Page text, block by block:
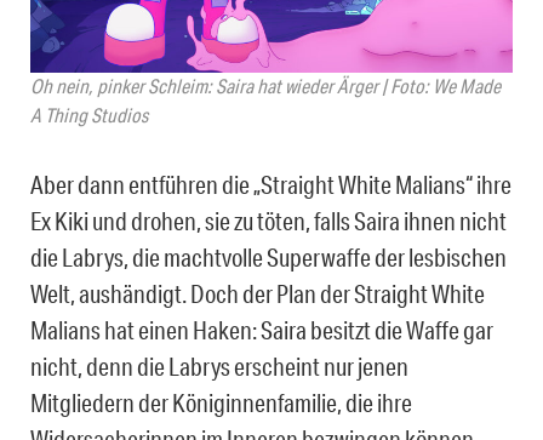
Oh nein, pinker Schleim: Saira hat wieder Ärger | Foto: We Made
A Thing Studios
Aber dann entführen die „Straight White Malians“ ihre
Ex Kiki und drohen, sie zu töten, falls Saira ihnen nicht
die Labrys, die machtvolle Superwaffe der lesbischen
Welt, aushändigt. Doch der Plan der Straight White
Malians hat einen Haken: Saira besitzt die Waffe gar
nicht, denn die Labrys erscheint nur jenen
Mitgliedern der Königinnenfamilie, die ihre